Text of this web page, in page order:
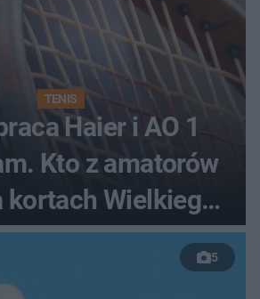
TENIS
Haier i AO 1
Kto z amatorów
kortach Wielkiego
Szlema?
5